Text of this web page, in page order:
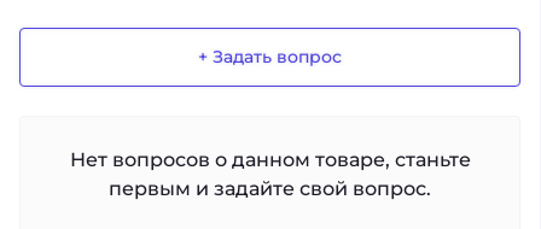
+ Задать вопрос
Нет вопросов о данном товаре, станьте
первым и задайте свой вопрос.